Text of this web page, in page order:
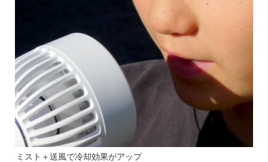
ミスト＋送風で冷却効果がアップ